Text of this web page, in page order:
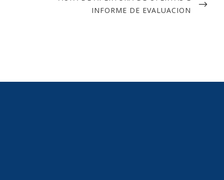
INFORME DE EVALUACION